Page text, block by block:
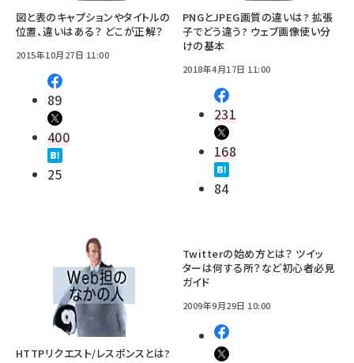
図と表のキャプションやタイトルの
位置、違いはある？ どこが正解？
2015年10月27日 11:00
89
400
25
PNGとJPEG画質の違いは? 拡張
子でどう違う? ウェブ画像使い分
けの基本
2018年4月17日 11:00
231
168
84
HTTPリクエスト/レスポンスとは?
Twitterの始め方とは？ ツイッ
ターは何する所？など初心者必見
ガイド
2009年9月29日 10:00